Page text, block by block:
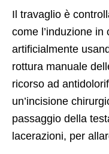
Il travaglio è
come l’induzione
artificialmente
rottura manuale
ricorso ad
un’incisione
passaggio della
lacerazioni, per